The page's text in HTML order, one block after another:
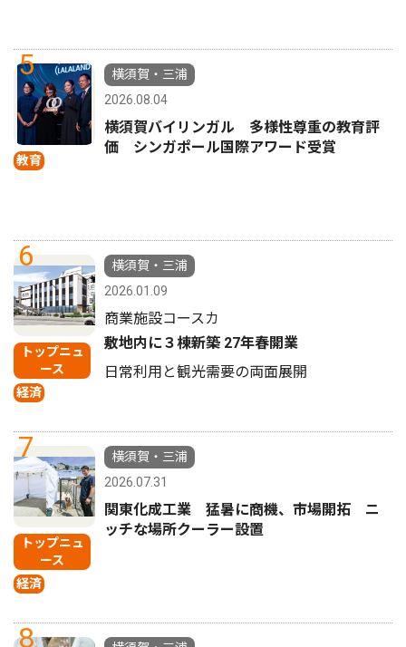
5
教育
横須賀・三浦
2026.08.04
横須賀バイリンガル 多様性尊重の教育評
価 シンガポール国際アワード受賞
6
トップニュ
ース
経済
横須賀・三浦
2026.01.09
商業施設コースカ
敷地内に３棟新築 27年春開業
日常利用と観光需要の両面展開
7
トップニュ
ース
経済
横須賀・三浦
2026.07.31
関東化成工業 猛暑に商機、市場開拓 ニ
ッチな場所クーラー設置
8